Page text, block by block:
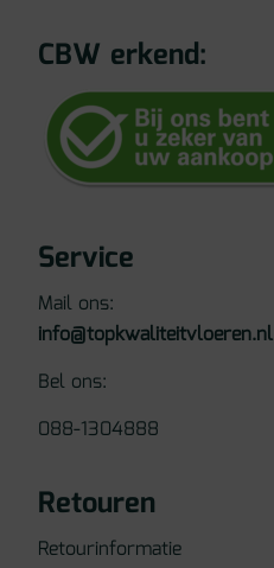
CBW erkend:
Service
Mail ons:
info@topkwaliteitvloeren.nl
Bel ons:
088-1304888
Retouren
Retourinformatie